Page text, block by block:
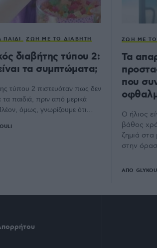
ΠΑΙΔΊ ΖΩΉ ΜΕ ΤΟ ΔΙΑΒΉΤΗ
διαβήτης τύπου 2:
τα συμπτώματα;
τύπου 2 πιστευόταν πως δεν
τα παιδιά, πριν από μερικά
όμως, γνωρίζουμε ότι…
ΖΩΉ ΜΕ
Τα
που
O ήλιος
βάθος
ζημιά
στην
ΑΠΌ